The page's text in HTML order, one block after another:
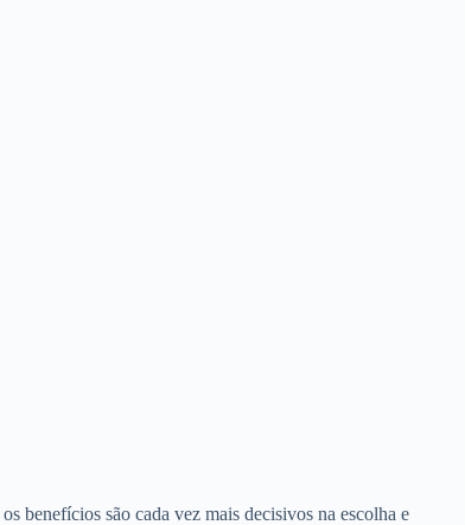
benefícios são cada vez mais decisivos na escolha e